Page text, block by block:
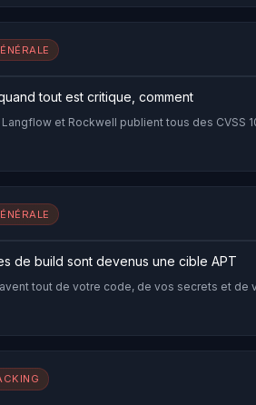
tout est critique, comment
Langflow et Rockwell publient tous des
de build sont devenus une cible APT
tout de votre code, de vos secrets et